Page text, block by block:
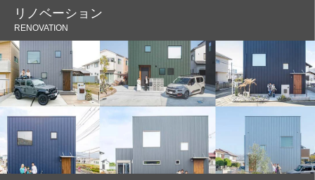
リノベーション
RENOVATION